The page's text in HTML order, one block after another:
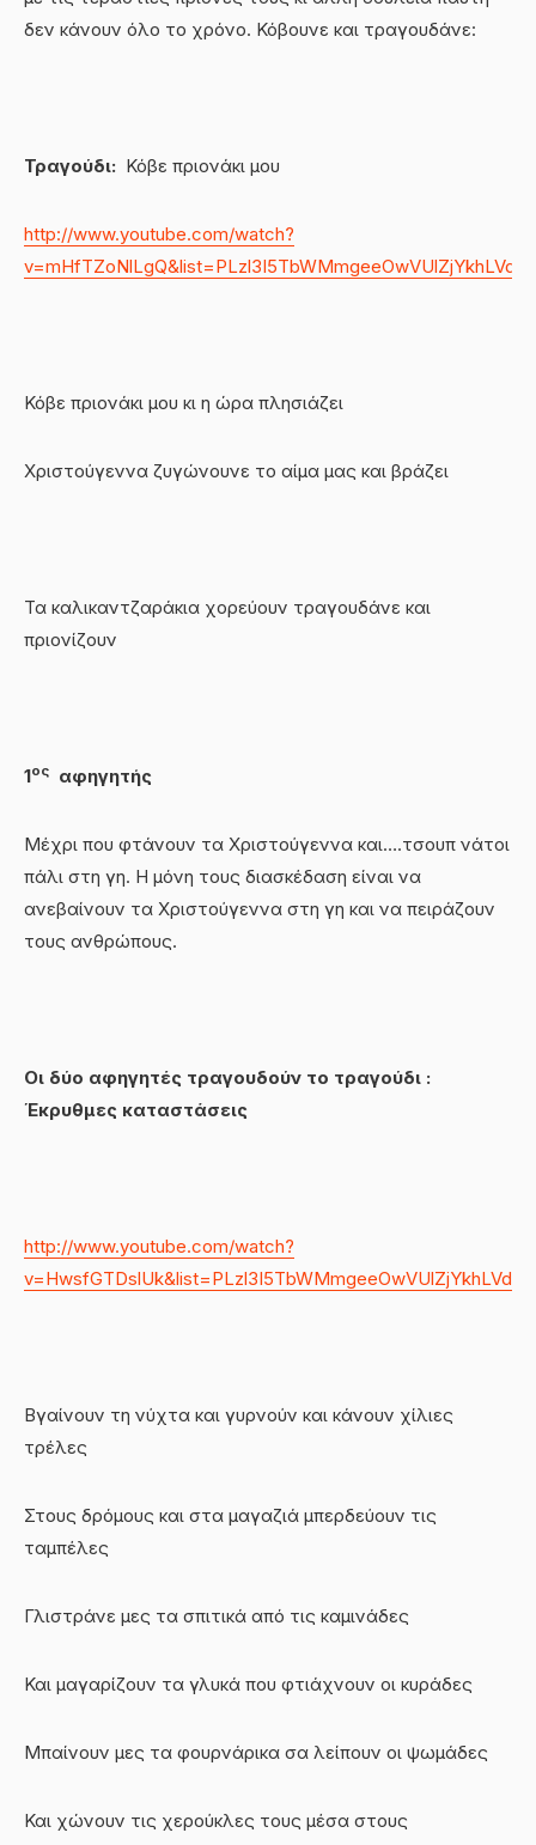
δεν κάνουν όλο το χρόνο. Κόβουνε και τραγουδάνε:
Τραγούδι: Κόβε πριονάκι μου
http://www.youtube.com/watch?
Κόβε πριονάκι μου κι η ώρα πλησιάζει
Χριστούγεννα ζυγώνουνε το αίμα μας και βράζει
Τα καλικαντζαράκια χορεύουν τραγουδάνε και
πριονίζουν
1ος αφηγητής
Μέχρι που φτάνουν τα Χριστούγεννα και….τσουπ νάτοι
πάλι στη γη. Η μόνη τους διασκέδαση είναι να
ανεβαίνουν τα Χριστούγεννα στη γη και να πειράζουν
τους ανθρώπους.
Οι δύο αφηγητές τραγουδούν το τραγούδι :
Έκρυθμες καταστάσεις
http://www.youtube.com/watch?
Βγαίνουν τη νύχτα και γυρνούν και κάνουν χίλιες
τρέλες
Στους δρόμους και στα μαγαζιά μπερδεύουν τις
ταμπέλες
Γλιστράνε μες τα σπιτικά από τις καμινάδες
Και μαγαρίζουν τα γλυκά που φτιάχνουν οι κυράδες
Μπαίνουν μες τα φουρνάρικα σα λείπουν οι ψωμάδες
Και χώνουν τις χερούκλες τους μέσα στους